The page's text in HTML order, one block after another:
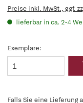
Preise inkl. MwSt., ggf.
lieferbar in ca. 2-4
Exemplare:
Falls Sie eine Lieferung